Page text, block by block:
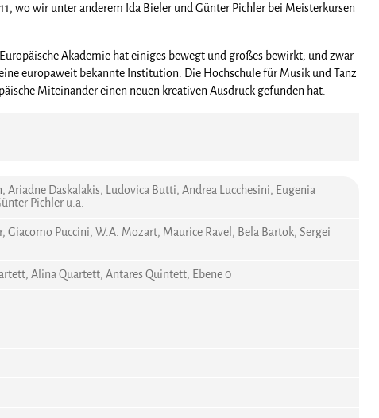
wo wir unter anderem Ida Bieler und Günter Pichler bei Meisterkursen
Akademie hat einiges bewegt und großes bewirkt; und zwar
europaweit bekannte Institution. Die Hochschule für Musik und Tanz
Miteinander einen neuen kreativen Ausdruck gefunden hat.
Daskalakis, Ludovica Butti, Andrea Lucchesini, Eugenia
Pichler u.a.
Puccini, W.A. Mozart, Maurice Ravel, Bela Bartok, Sergei
Alina Quartett, Antares Quintett, Ebene 0